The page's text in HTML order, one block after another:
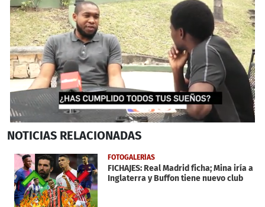
seconds
2
minutes,
43
seconds
NOTICIAS RELACIONADAS
FOTOGALERÍAS
FICHAJES: Real Madrid ficha; Mina iría a
Inglaterra y Buffon tiene nuevo club